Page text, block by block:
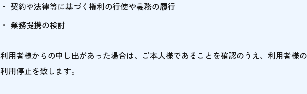
契約や法律等に基づく権利の行使や義務の履行
業務提携の検討
利用者様からの申し出があった場合は、ご本人様であることを確認のうえ、利用者様の
利用停止を致します。